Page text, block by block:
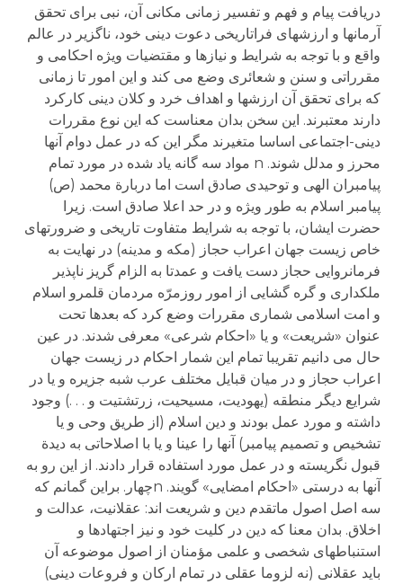
دریافت پیام و فهم و تفسیر زمانی مکانی آن، نبی برای تحقق
آرمانها و ارزشهای فراتاریخی دعوت دینی خود، ناگزیر در عالم
واقع و با توجه به شرایط و نیازها و مقتضیات ویژه احکامی و
مقرراتی و سنن و شعائری وضع می کند و این امور تا زمانی
که برای تحقق آن ارزشها و اهداف خرد و کلان دینی کارکرد
دارند معتبرند. این سخن بدان معناست که این نوع مقررات
دینی-اجتماعی اساسا متغیرند مگر این که در عمل دوام آنها
محرز و مدلل شوند. n مواد سه گانه یاد شده در مورد تمام
پیامبران الهی و توحیدی صادق است اما دربارة محمد (ص)
پیامبر اسلام به طور ویژه و در حد اعلا صادق است. زیرا
حضرت ایشان، با توجه به شرایط متفاوت تاریخی و ضرورتهای
خاص زیست جهان اعراب حجاز (مکه و مدینه) در نهایت به
فرمانروایی حجاز دست یافت و عمدتا به الزام گریز ناپذیر
ملکداری و گره گشایی از امور روزمرّه مردمان قلمرو اسلام
و امت اسلامی شماری مقررات وضع کرد که بعدها تحت
عنوان «شریعت» و یا «احکام شرعی» معرفی شدند. در عین
حال می دانیم تقریبا تمام این شمار احکام در زیست جهان
اعراب حجاز و در میان قبایل مختلف عرب شبه جزیره و یا در
شرایع دیگر منطقه (یهودیت، مسیحیت، زرتشتیت و . . .) وجود
داشته و مورد عمل بودند و دین اسلام (از طریق وحی و یا
تشخیص و تصمیم پیامبر) آنها را عینا و یا با اصلاحاتی به دیدة
قبول نگریسته و در عمل مورد استفاده قرار دادند. از این رو به
آنها به درستی «احکام امضایی» گویند. nچهار. براین گمانم که
سه اصل اصول ماتقدم دین و شریعت اند: عقلانیت، عدالت و
اخلاق. بدان معنا که دین در کلیت خود و نیز اجتهادها و
استنباطهای شخصی و علمی مؤمنان از اصول موضوعه آن
باید عقلانی (نه لزوما عقلی در تمام ارکان و فروعات دینی)